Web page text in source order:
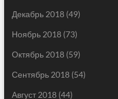
Декабрь 2018(49)
Ноябрь 2018(73)
Октябрь 2018(59)
Сентябрь 2018(54)
Август 2018(44)